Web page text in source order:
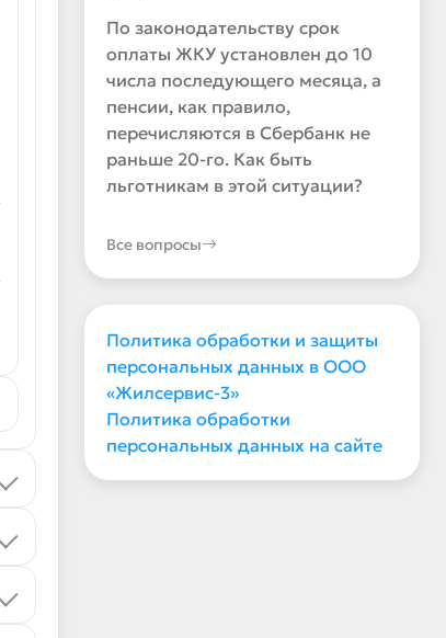
По законодательству срок
оплаты ЖКУ установлен до 10
числа последующего месяца, а
пенсии, как правило,
перечисляются в Сбербанк не
раньше 20-го. Как быть
льготникам в этой ситуации?
Все вопросы
Политика обработки и защиты
персональных данных в ООО
«Жилсервис-3»
Политика обработки
персональных данных на сайте